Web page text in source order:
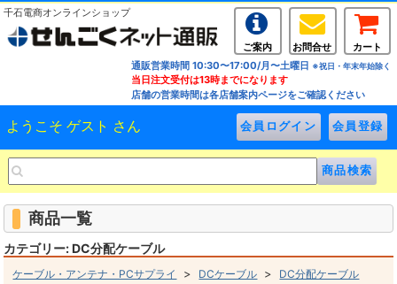
千石電商オンラインショップ
ご案内 お問合せ
カート
通販営業時間 10:30〜17:00/月〜土曜日 ※祝日・年末年始除く
当日注文受付は13時までになります
店舗の営業時間は各店舗案内ページをご確認ください
ようこそ ゲスト さん
商品一覧
カテゴリー: DC分配ケーブル
ケーブル・アンテナ・PCサプライ > DCケーブル > DC分配ケーブル